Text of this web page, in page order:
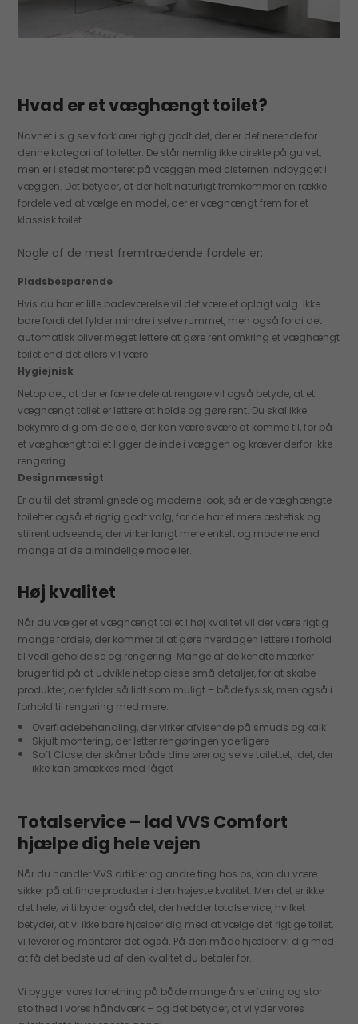
Hvad er et væghængt toilet?
Navnet i sig selv forklarer rigtig godt det, der er definerende for
denne kategori af toiletter. De står nemlig ikke direkte på gulvet,
men er i stedet monteret på væggen med cisternen indbygget i
væggen. Det betyder, at der helt naturligt fremkommer en række
fordele ved at vælge en model, der er væghængt frem for et
klassisk toilet.
Nogle af de mest fremtrædende fordele er:
Pladsbesparende
Hvis du har et lille badeværelse vil det være et oplagt valg. Ikke
bare fordi det fylder mindre i selve rummet, men også fordi det
automatisk bliver meget lettere at gøre rent omkring et væghængt
toilet end det ellers vil være.
Hygiejnisk
Netop det, at der er færre dele at rengøre vil også betyde, at et
væghængt toilet er lettere at holde og gøre rent. Du skal ikke
bekymre dig om de dele, der kan være svære at komme til, for på
et væghængt toilet ligger de inde i væggen og kræver derfor ikke
rengøring.
Designmæssigt
Er du til det strømlignede og moderne look, så er de væghængte
toiletter også et rigtig godt valg, for de har et mere æstetisk og
stilrent udseende, der virker langt mere enkelt og moderne end
mange af de almindelige modeller.
Høj kvalitet
Når du vælger et væghængt toilet i høj kvalitet vil der være rigtig
mange fordele, der kommer til at gøre hverdagen lettere i forhold
til vedligeholdelse og rengøring. Mange af de kendte mærker
bruger tid på at udvikle netop disse små detaljer, for at skabe
produkter, der fylder så lidt som muligt – både fysisk, men også i
forhold til rengøring med mere:
Overfladebehandling, der virker afvisende på smuds og kalk
Skjult montering, der letter rengøringen yderligere
Soft Close, der skåner både dine ører og selve toilettet, idet, der
ikke kan smækkes med låget
Totalservice – lad VVS Comfort
hjælpe dig hele vejen
Når du handler VVS artikler og andre ting hos os, kan du være
sikker på at finde produkter i den højeste kvalitet. Men det er ikke
det hele; vi tilbyder også det, der hedder totalservice, hvilket
betyder, at vi ikke bare hjælper dig med at vælge det rigtige toilet,
vi leverer og monterer det også. På den måde hjælper vi dig med
at få det bedste ud af den kvalitet du betaler for.
Vi bygger vores forretning på både mange års erfaring og stor
stolthed i vores håndværk – og det betyder, at vi yder vores